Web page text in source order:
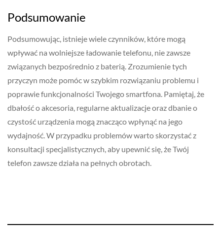
Podsumowanie
Podsumowując, istnieje wiele czynników, które mogą
wpływać na wolniejsze ładowanie telefonu, nie zawsze
związanych bezpośrednio z baterią. Zrozumienie tych
przyczyn może pomóc w szybkim rozwiązaniu problemu i
poprawie funkcjonalności Twojego smartfona. Pamiętaj, że
dbałość o akcesoria, regularne aktualizacje oraz dbanie o
czystość urządzenia mogą znacząco wpłynąć na jego
wydajność. W przypadku problemów warto skorzystać z
konsultacji specjalistycznych, aby upewnić się, że Twój
telefon zawsze działa na pełnych obrotach.